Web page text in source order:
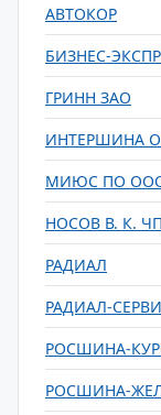
АВТОКОР
БИЗНЕС-
ГРИНН ЗАО
ИНТЕРШИНА
МИЮС ПО
НОСОВ В. К. ЧП
РАДИАЛ
РАДИАЛ-
РОСШИНА-
РОСШИНА-